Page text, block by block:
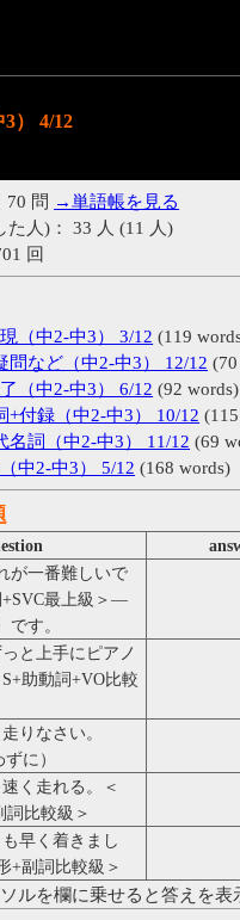
） 4/12
70 問 →単語帳を見る
た人)： 33 人 (11 人)
回
（中2-中3） 3/12 (119
問など（中2-中3） 12/12
（中2-中3） 6/12 (92 words)
+付録（中2-中3） 10/12
名詞（中2-中3） 11/12 (69
中2-中3） 5/12 (168 words)
が一番難しいで
最上級＞―
です。
と上手にピアノ
助動詞+VO比較
りなさい。
に）
く走れる。＜
詞比較級＞
早く着きまし
+副詞比較級＞
ルを欄に乗せると答えを表